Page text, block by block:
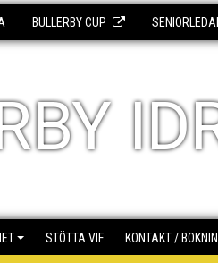
BULLERBY CUP
STÖTTA VIF KONTAKT /